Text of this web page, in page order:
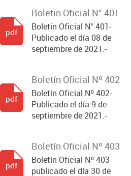
Boletin Oficial N° 401
Boletin Oficial N° 401-
Publicado el día 08 de
septiembre de 2021.-
pdf
Boletín Oficial Nº 402
Boletín Oficial Nº 402-
Publicado el día 9 de
septiembre de 2021.-
pdf
Boletín Oficial Nº 403
Boletín Oficial Nº 403
publicado el día 30 de
pdf